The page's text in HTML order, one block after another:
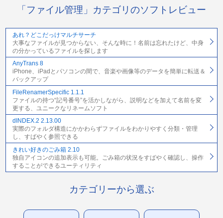
「ファイル管理」カテゴリのソフトレビュー
あれ？どこだっけマルチサーチ
大事なファイルが見つからない、そんな時に！名前は忘れたけど、中身
の分かっているファイルを探します
AnyTrans 8
iPhone、iPadとパソコンの間で、音楽や画像等のデータを簡単に転送＆
バックアップ
FileRenamerSpecific 1.1.1
ファイルの持つ“記号番号”を活かしながら、説明などを加えて名前を変
更する、ユニークなリネームソフト
dINDEX.2 2.13.00
実際のフォルダ構造にかかわらずファイルをわかりやすく分類・管理
し、すばやく参照できる
きれい好きのごみ箱 2.10
独自アイコンの追加表示も可能。ごみ箱の状況をすばやく確認し、操作
することができるユーティリティ
カテゴリーから選ぶ